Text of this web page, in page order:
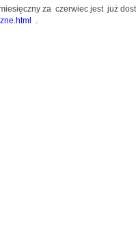
za czerwiec jest już
.